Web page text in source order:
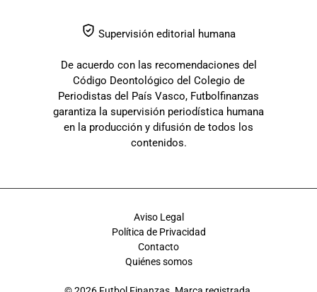
Supervisión editorial humana
De acuerdo con las recomendaciones del
Código Deontológico del Colegio de
Periodistas del País Vasco, Futbolfinanzas
garantiza la supervisión periodística humana
en la producción y difusión de todos los
contenidos.
Aviso Legal
Política de Privacidad
Contacto
Quiénes somos